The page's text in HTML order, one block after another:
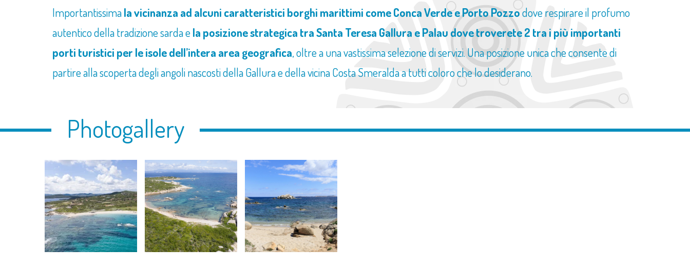
Importantissimala vicinanza ad alcuni caratteristici borghi marittimi come Conca Verde e Porto Pozzodove respirare il profumo
autentico della tradizione sarda ela posizione strategica tra Santa Teresa Gallura e Palau dove troverete 2 tra i più importanti
porti turistici per le isole dell’intera area geografica, oltre a una vastissima selezione di servizi. Una posizione unica che consente di
partire alla scoperta degli angoli nascosti della Gallura e della vicina Costa Smeralda a tutti coloro che lo desiderano.
Photogallery